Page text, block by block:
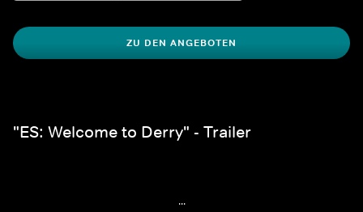
ZU DEN ANGEBOTEN
...
"ES: Welcome to Derry" - Trailer